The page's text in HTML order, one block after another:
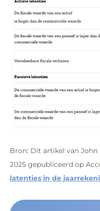
Bron: Dit artikel van John
2025 gepubliceerd op
latenties in de